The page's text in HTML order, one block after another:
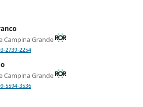
Campina Grande
2739-2254
Campina Grande
5594-3536